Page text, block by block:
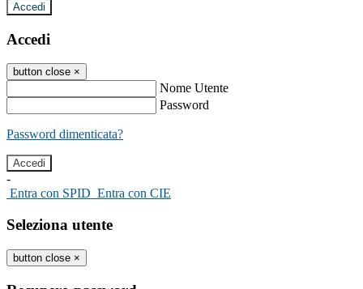
Accedi
Accedi
button close ×
Nome Utente
Password
Password dimenticata?
-
Entra con SPID Entra con CIE
Seleziona utente
button close ×